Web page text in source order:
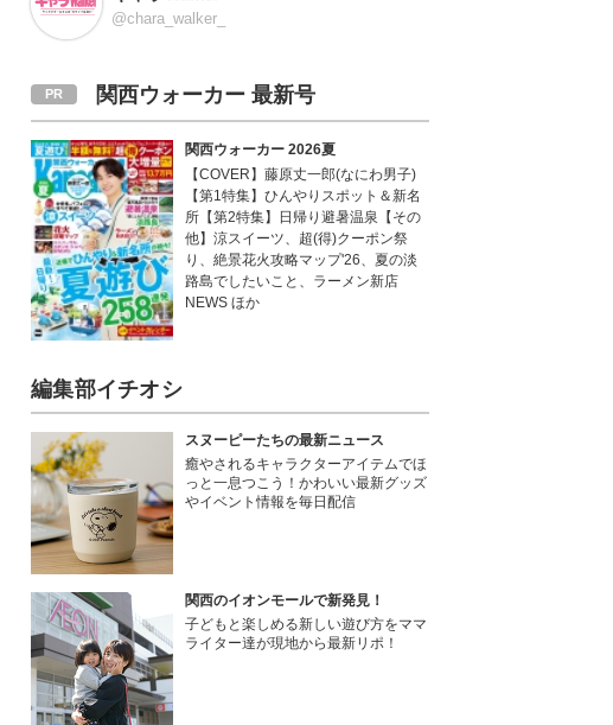
@chara_walker_
関西ウォーカー 最新号
関西ウォーカー 2026夏
【COVER】藤原丈一郎(なにわ男子)
【第1特集】ひんやりスポット＆新名
所【第2特集】日帰り避暑温泉【その
他】涼スイーツ、超(得)クーポン祭
り、絶景花火攻略マップ'26、夏の淡
路島でしたいこと、ラーメン新店
NEWS ほか
編集部イチオシ
スヌーピーたちの最新ニュース
癒やされるキャラクターアイテムでほ
っと一息つこう！かわいい最新グッズ
やイベント情報を毎日配信
関西のイオンモールで新発見！
子どもと楽しめる新しい遊び方をママ
ライター達が現地から最新リポ！